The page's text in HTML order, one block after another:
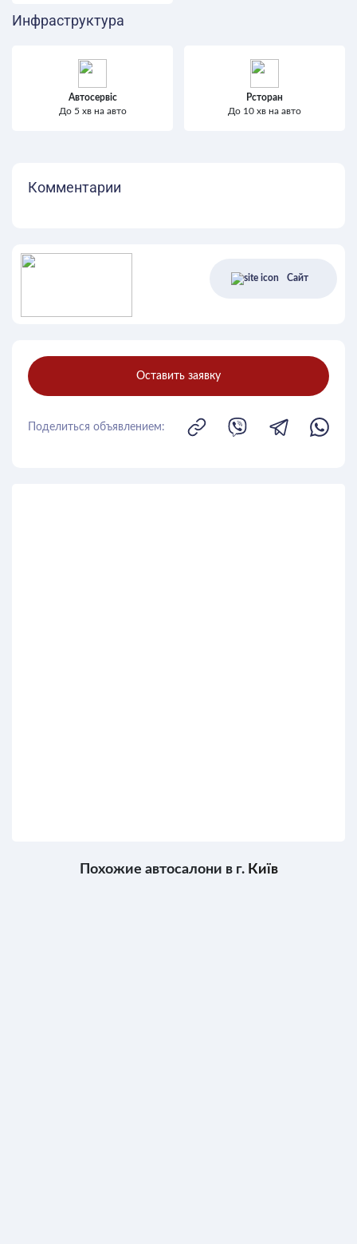
Инфраструктура
Автосервіс
До 5 хв на авто
Рсторан
До 10 хв на авто
Комментарии
Сайт
Оставить заявку
Поделиться объявлением:
Похожие автосалони в г. Київ